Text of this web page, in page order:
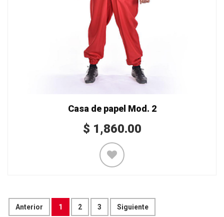
Casa de papel Mod. 2
$ 1,860.00
Anterior 1 2 3 Siguiente